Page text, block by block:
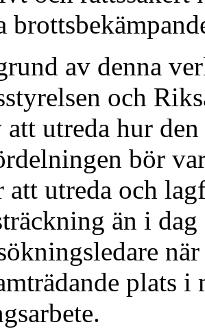
av denna
och
att utreda hur
bör
att utreda och
än i
plats i